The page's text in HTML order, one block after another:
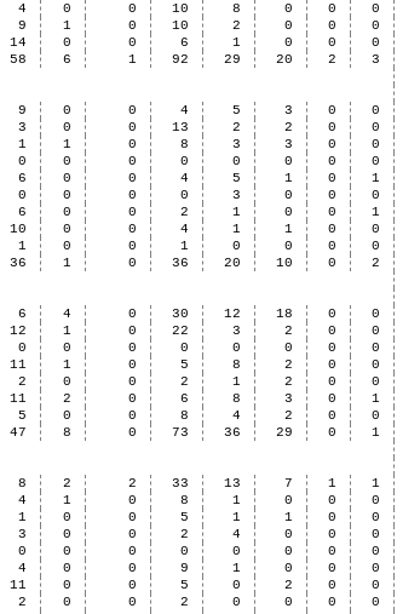
4 0 0 10 8 0 0
0
9 1 0 10 2 0 0
0
14 0 0 6 1 0 0
0
58 6 1 92 29 20 2 3
9 0 0 4 5 3 0
0
3 0 0 13 2 2 0
0
1 1 0 8 3 3 0
0
0 0 0 0 0 0 0
0
6 0 0 4 5 1 0
1
0 0 0 0 3 0 0
0
6 0 0 2 1 0 0
1
10 0 0 4 1 1 0
0
1 0 0 1 0 0 0
0
36 1 0 36 20 10 0 2
6 4 0 30 12 18 0
0
12 1 0 22 3 2 0
0
0 0 0 0 0 0 0
0
11 1 0 5 8 2 0
0
2 0 0 2 1 2 0
0
11 2 0 6 8 3 0
1
5 0 0 8 4 2 0
0
47 8 0 73 36 29 0 1
8 2 2 33 13 7 1
1
4 1 0 8 1 0 0
0
1 0 0 5 1 1 0
0
3 0 0 2 4 0 0
0
0 0 0 0 0 0 0
0
4 0 0 9 1 0 0
0
11 0 0 5 0 2 0
0
2 0 0 2 0 0 0
0